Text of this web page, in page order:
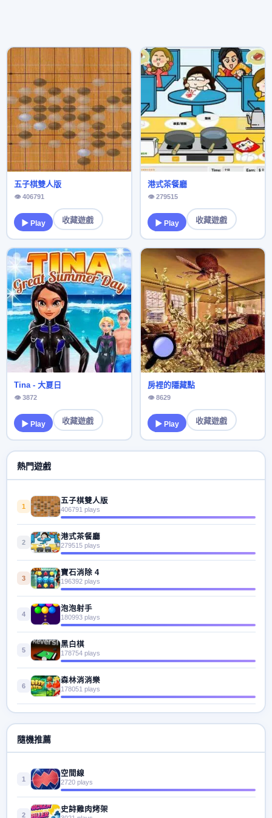
五子棋雙人版
👁 406791
▶ Play 收藏遊戲
港式茶餐廳
👁 279515
▶ Play 收藏遊戲
Tina - 大夏日
👁 3872
▶ Play 收藏遊戲
房裡的隱藏點
👁 8629
▶ Play 收藏遊戲
熱門遊戲
1
五子棋雙人版
406791 plays
2
港式茶餐廳
279515 plays
3
寶石消除 4
196392 plays
4
泡泡射手
180993 plays
5
黑白棋
178754 plays
6
森林消消樂
178051 plays
隨機推薦
1
空間線
2720 plays
2
史詩雞肉烤架